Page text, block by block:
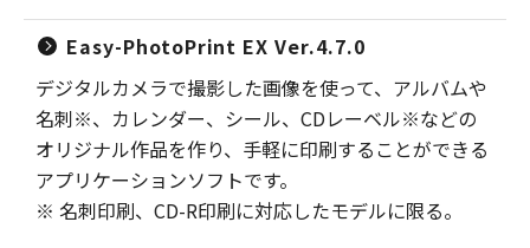
Easy-PhotoPrint EX Ver.4.7.0
デジタルカメラで撮影した画像を使って、アルバムや
名刺※、カレンダー、シール、CDレーベル※などの
オリジナル作品を作り、手軽に印刷することができる
アプリケーションソフトです。
※ 名刺印刷、CD-R印刷に対応したモデルに限る。